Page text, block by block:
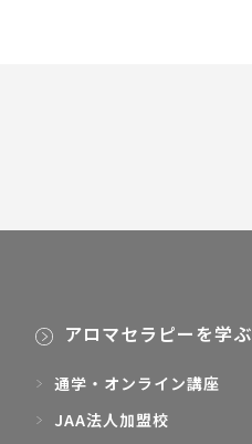
アロマセラピーを学ぶ
通学・オンライン講座
JAA法人加盟校